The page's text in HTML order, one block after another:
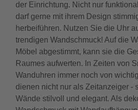
der Einrichtung. Nicht nur
darf gerne mit ihrem Design
herbeiführen. Nutzen Sie die Uhr
trendigen Wandschmuck! Auf die
Möbel abgestimmt, kann sie die
Raumes aufwerten. In Zeiten von
Wanduhren immer noch von
dienen nicht nur als Zeitanzeiger -
Wände stilvoll und elegant. Als